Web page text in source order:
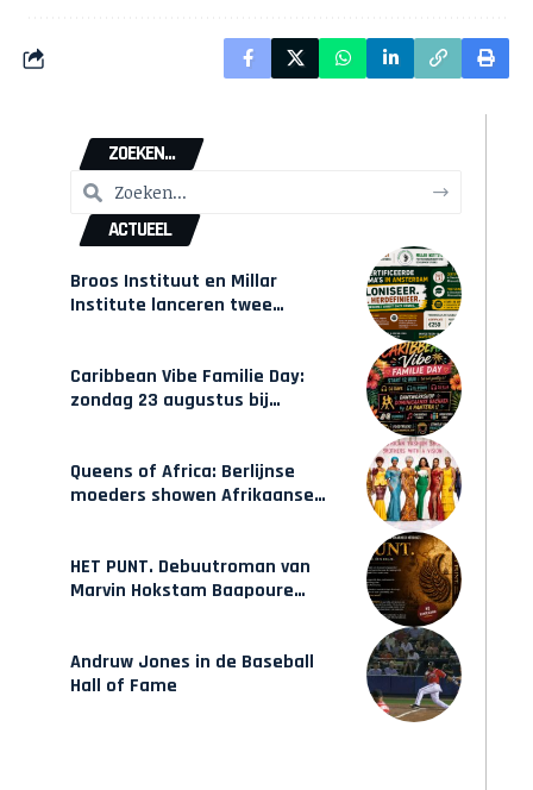
ZOEKEN...
ACTUEEL
Broos Instituut en Millar
Institute lanceren twee
Caribbean Vibe Familie Day:
zondag 23 augustus bij
Queens of Africa: Berlijnse
moeders showen Afrikaanse
HET PUNT. Debuutroman van
Marvin Hokstam Baapoure
Andruw Jones in de Baseball
Hall of Fame